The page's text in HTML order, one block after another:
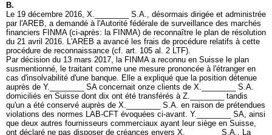
B.
Le 19 décembre 2016, X.________ S.A., désormais dirigée et administrée
par l'AREB, a demandé à l'Autorité fédérale de surveillance des marchés
financiers FINMA (ci-après: la FINMA) de reconnaître le plan de résolution
du 21 avril 2016. L'AREB a avancé les frais de procédure relatifs à cette
procédure de reconnaissance (cf. art. 105 al. 2 LTF).
Par décision du 13 mars 2017, la FINMA a reconnu en Suisse le plan
susmentionné, le traitant comme une mesure prononcée à l'étranger en
cas d'insolvabilité d'une banque. Elle a expliqué que la position détenue
auprès de Y.________ SA concernait onze clients de X.________ S.A.
domiciliés en Suisse dont dix ont été transférés à Z.________ tandis
qu'un a été conservé auprès de X.________ S.A. en raison de prétendues
violations des normes LAB-CFT évoquées ci-avant. Y.________ SA, ainsi
que deux autres fournisseurs commerciaux ayant leur siège en Suisse,
ont déclaré ne pas disposer de créances envers X.________ S.A.. La